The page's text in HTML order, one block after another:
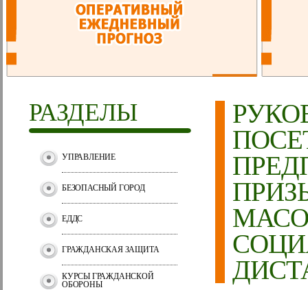
РАЗДЕЛЫ
УПРАВЛЕНИЕ
БЕЗОПАСНЫЙ ГОРОД
ЕДДС
ГРАЖДАНСКАЯ ЗАЩИТА
КУРСЫ ГРАЖДАНСКОЙ
ОБОРОНЫ